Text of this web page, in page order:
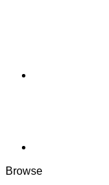
Browse